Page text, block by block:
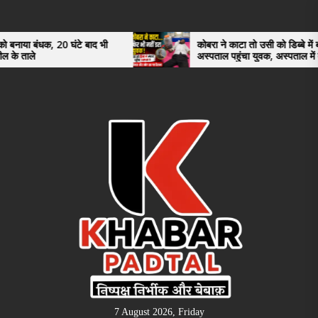
the
content
घंटे बाद भी
कोबरा ने काटा तो उसी को डिब्बे में बंद कर
अस्पताल पहुंचा युवक, अस्पताल में देखकर डॉक्टर
भी रह गए हैरान
7 August 2026, Friday